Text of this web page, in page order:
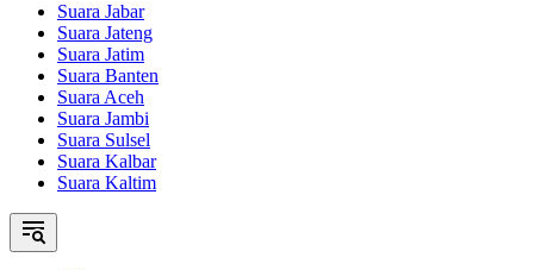
Suara Jabar
Suara Jateng
Suara Jatim
Suara Banten
Suara Aceh
Suara Jambi
Suara Sulsel
Suara Kalbar
Suara Kaltim